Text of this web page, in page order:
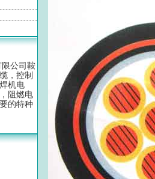
公司鞍
，控制
机电
阻燃电
的特种